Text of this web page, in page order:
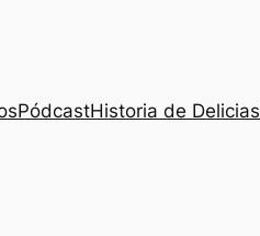
PódcastHistoria de Delicias